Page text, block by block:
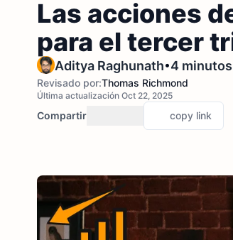
Las acciones
para el tercer
Aditya Raghunath•4
Revisado por:Thomas Richmond
Última actualización Oct 22, 2025
Compartir copy link